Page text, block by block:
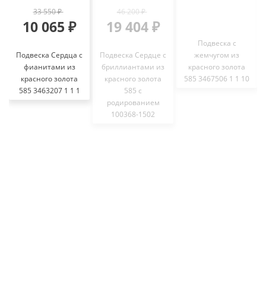
33 550 ₽
10 065 ₽
Подвеска Сердца с
фианитами из
красного золота
585 3463207 1 1 1
46 200 ₽
19 404 ₽
Подвеска Сердце с
бриллиантами из
красного золота
585 с
родированием
100368-1502
Подвеска с
жемчугом из
красного золота
585 3467506 1 1 10